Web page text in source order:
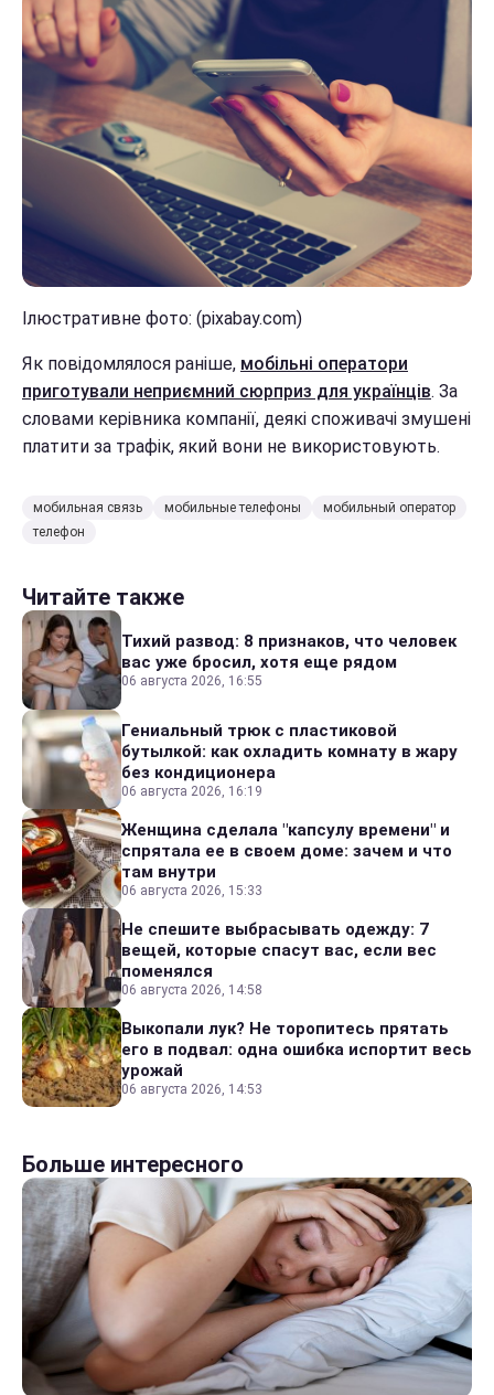
Ілюстративне фото: (pixabay.com)
Як повідомлялося раніше, мобільні оператори
приготували неприємний сюрприз для українців. За
словами керівника компанії, деякі споживачі змушені
платити за трафік, який вони не використовують.
мобильная связь мобильные телефоны
мобильный оператор
телефон
Читайте также
Тихий развод: 8 признаков, что человек
вас уже бросил, хотя еще рядом
06 августа 2026, 16:55
Гениальный трюк с пластиковой
бутылкой: как охладить комнату в жару
без кондиционера
06 августа 2026, 16:19
Женщина сделала "капсулу времени" и
спрятала ее в своем доме: зачем и что
там внутри
06 августа 2026, 15:33
Не спешите выбрасывать одежду: 7
вещей, которые спасут вас, если вес
поменялся
06 августа 2026, 14:58
Выкопали лук? Не торопитесь прятать
его в подвал: одна ошибка испортит весь
урожай
06 августа 2026, 14:53
Больше интересного